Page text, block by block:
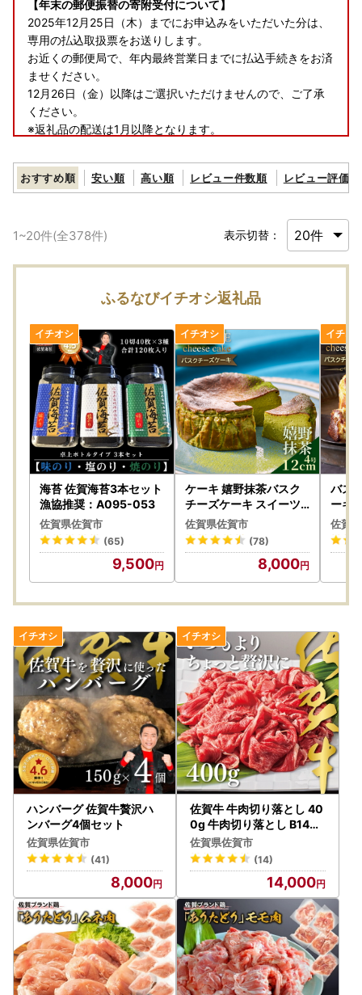
【年末の郵便振替の寄附受付について】
2025年12月25日（木）までにお申込みをいただいた分は、
専用の払込取扱票をお送りします。
お近くの郵便局で、年内最終営業日までに払込手続きをお済
ませください。
12月26日（金）以降はご選択いただけませんので、ご了承
ください。
※返礼品の配送は1月以降となります。
年明け以降のため、オンラインワンストップ申請、または
「自治体マイページ」で検索し、
郵便振替でお支払いの場合、ご入金確認にお時間を要する
為、指定日対応はいたしかねます。
（配送指定日を入力いただいた場合も、事前にお断りなく最
短での発送となる場合がございます。）
【一時所得について】
※ふるさと納税でお送りする返礼品については、税制上の一
時所得に該当しますのでご注意ください。
一時所得は、年間50万円を超える場合に、超えた額につい
て課税対象となります。
※詳しくは国税庁ホームページを参照してください。
おすすめ順 安い順 高い順 レビュー件数順 レビュー評価順
1~20件(全378件) 表示切替：
ふるなびイチオシ返礼品
海苔 佐賀海苔3本セット
漁協推奨：A095-053
佐賀県佐賀市
(65)
9,500
ケーキ 嬉野抹茶バスク
チーズケーキ スイーツ
：A080-002
佐賀県佐賀市
(78)
8,000
バス
ーキ
001
佐賀
ハンバーグ 佐賀牛贅沢ハ
ンバーグ4個セット
佐賀県佐賀市
(41)
8,000
佐賀牛 牛肉切り落とし 40
0g 牛肉切り落とし B140-
020
佐賀県佐賀市
(14)
14,000